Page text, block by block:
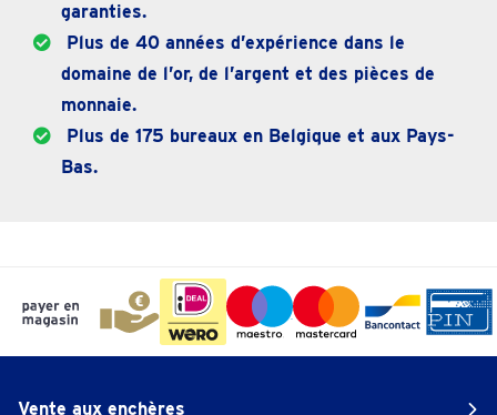
garanties.
Plus de 40 années d’expérience dans le
domaine de l’or, de l’argent et des pièces de
monnaie.
Plus de 175 bureaux en Belgique et aux Pays-
Bas.
Vente aux enchères